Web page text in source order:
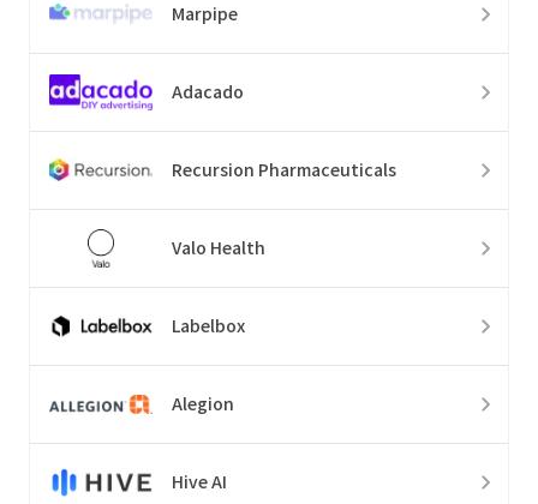
Marpipe
Adacado
Recursion Pharmaceuticals
Valo Health
Labelbox
Alegion
Hive AI